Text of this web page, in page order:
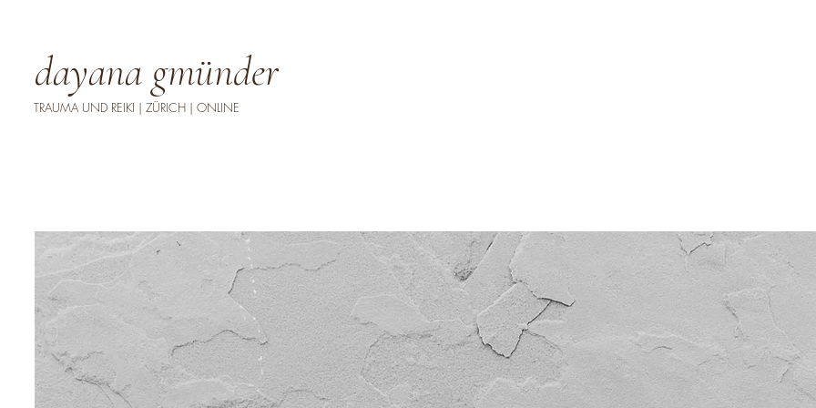
TRAUMA UND REIKI | ZÜRICH | ONLINE
dayana gmünder